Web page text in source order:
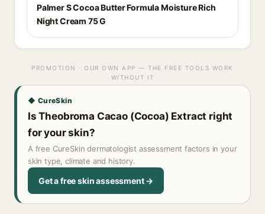
Palmer S Cocoa Butter Formula Moisture Rich
Night Cream 75 G
PROMOTION · OUR OWN APP — THE FREE TOOLS WORK
WITHOUT IT
◆ CureSkin
Is Theobroma Cacao (Cocoa) Extract right
for your skin?
A free CureSkin dermatologist assessment factors in your
skin type, climate and history.
Get a free skin assessment →